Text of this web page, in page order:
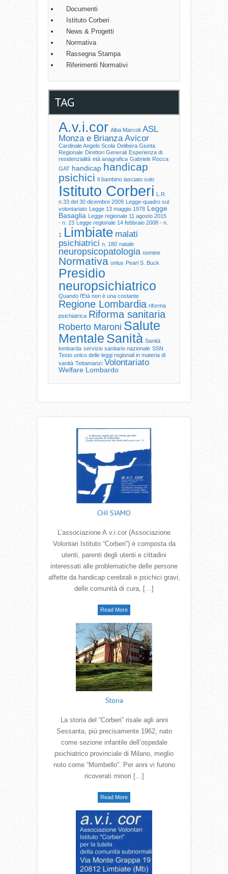
Documenti
Istituto Corberi
News & Progetti
Normativa
Rassegna Stampa
Riferimenti Normativi
TAG
A.v.i.cor Alba Marcoli ASL
Monza e Brianza Avicor
Cardinale Angelo Scola Delibera Giunta
Regionale Direttori Generali Esperienza di
residenzialità età anagrafica Gabriele Rocca
GAT handicap handicap
psichici Il bambino lasciato solo
Istituto Corberi L.R.
n.33 del 30 dicembre 2009 Legge-quadro sul
volontariato Legge 13 maggio 1978 Legge
Basaglia Legge regionale 11 agosto 2015
- n. 23 Legge regionale 14 febbraio 2008 - n.
1
Limbiate malati
psichiatrici n. 180 natale
neuropsicopatologia nomine
Normativa onlus Pearl S. Buck
Presidio
neuropsichiatrico
Quando l'Età non è una costante
Regione Lombardia riforma
psichiatrica Riforma sanitaria
Roberto Maroni Salute
Mentale Sanità Sanità
lombarda servizio sanitario nazionale SSN
Testo unico delle leggi regionali in materia di
sanità Tettamanzi Volontariato
Welfare Lombardo
CHI SIAMO
L’associazione A.v.i.cor (Associazione
Volontari Istituto “Corberi”) è composta da
utenti, parenti degli utenti e cittadini
interessati alle problematiche delle persone
affette da handicap cerebrali e psichici gravi,
delle comunità di cura, […]
Read More
Storia
La storia del “Corberi” risale agli anni
Sessanta, più precisamente 1962, nato
come sezione infantile dell’ospedale
psichiatrico provinciale di Milano, meglio
noto come “Mombello”. Per anni vi furono
ricoverati minori […]
Read More